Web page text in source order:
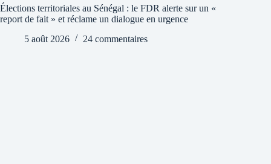
Élections territoriales au Sénégal : le FDR alerte sur un «
report de fait » et réclame un dialogue en urgence
5 août 2026
24 commentaires